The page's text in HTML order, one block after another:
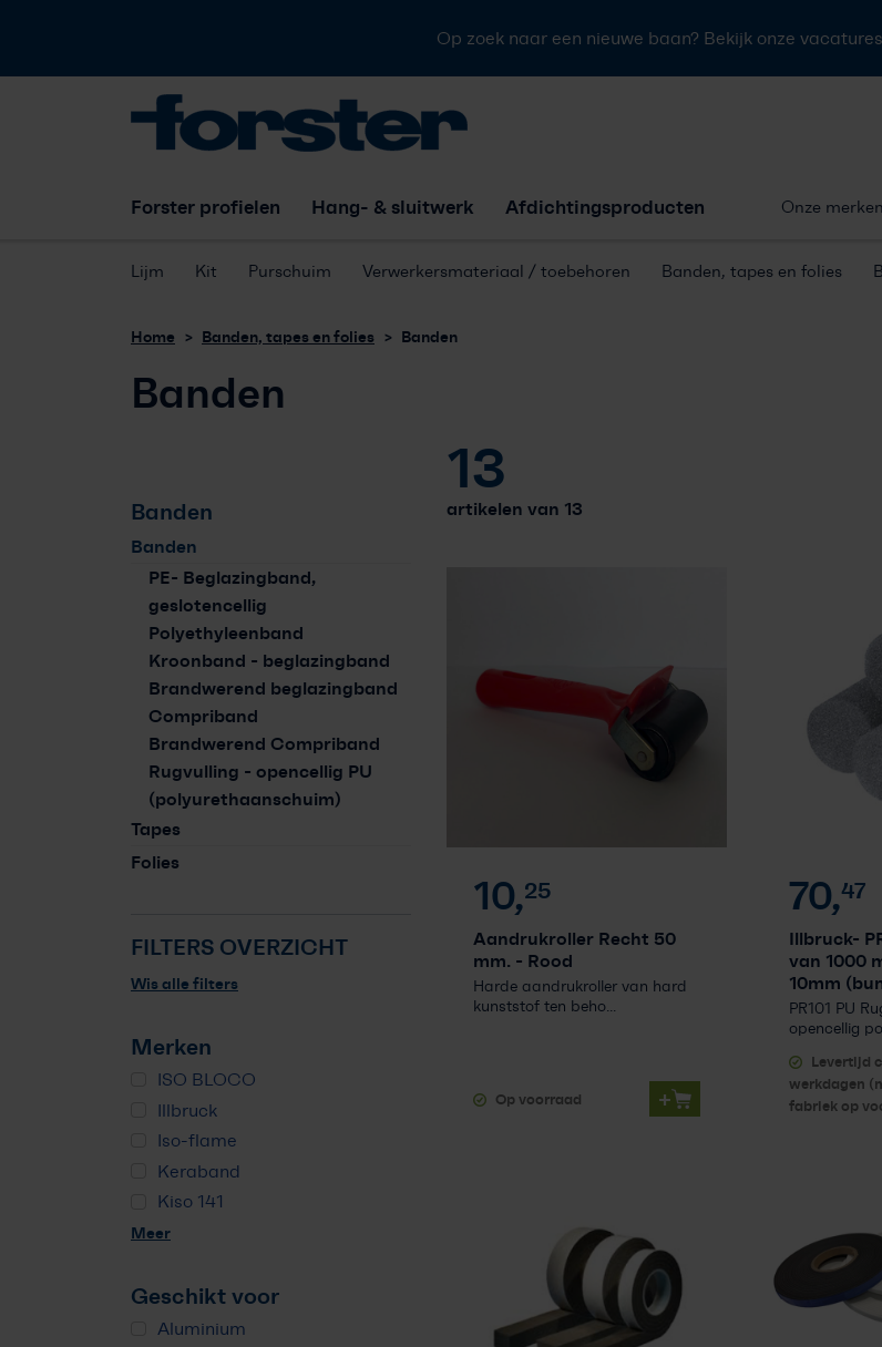
Forster profielen
Op zoek naar een nieuwe baan? Bekijk onze
Forster profielen Hang- & sluitwerk Afdichtingsproducten Onze merken
Lijm Kit Purschuim Verwerkersmateriaal / toebehoren Banden, tapes en folies
Home Banden, tapes en folies Banden
Banden
Banden
Banden
PE- Beglazingband,
geslotencellig
Polyethyleenband
Kroonband - beglazingband
Brandwerend beglazingband
Compriband
Brandwerend Compriband
Rugvulling - opencellig PU
(polyurethaanschuim)
Tapes
Folies
FILTERS OVERZICHT
Wis alle filters
Merken
ISO BLOCO
Illbruck
Iso-flame
Keraband
Kiso 141
Meer
Geschikt voor
Aluminium
13
artikelen van 13
10,25
Aandrukroller Recht 50
mm. - Rood
Harde aandrukroller van hard
kunststof ten beho...
Op voorraad +
70,47
Illbruck-
van 1000
10mm
PR101 PU
opencellig
Levertijd
werkdagen
fabriek op